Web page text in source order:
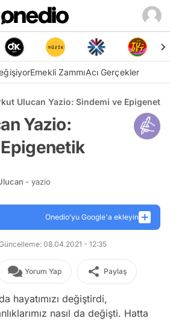
Emekli ZammıAcı Gerçekler
Ulucan Yazio: Sindemi ve Epigenetik
Yazio:
- yazio
Onedio’yu Google'a ekleyin
08.04.2021 - 12:35
Yorum Yap Paylaş
hayatımızı değiştirdi,
nasıl da değişti. Hatta